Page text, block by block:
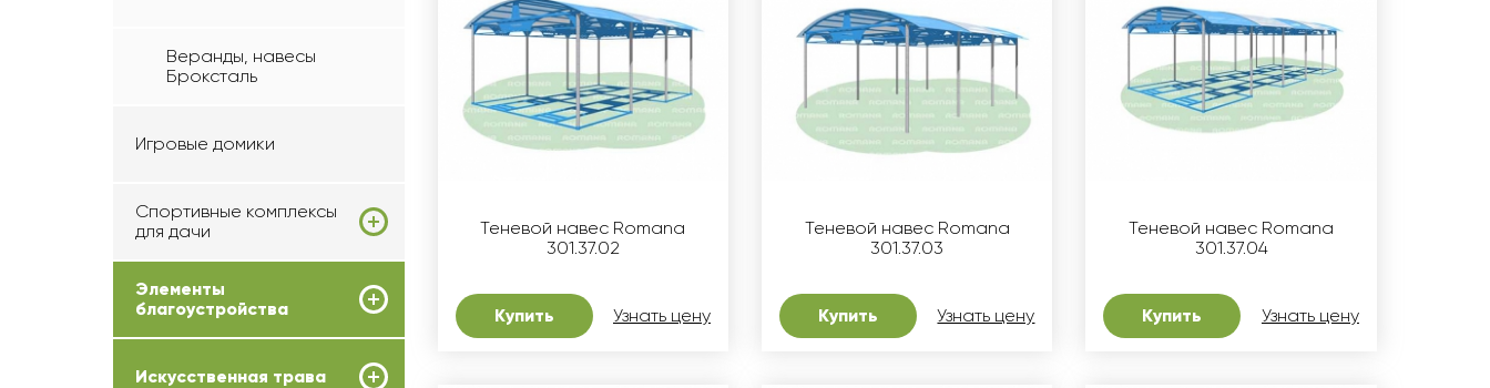
Веранды, навесы
Броксталь
Игровые домики
Спортивные комплексы
для дачи
Элементы
благоустройства
Искусственная трава
Теневой навес Romana
301.37.02
Купить Узнать цену
Теневой навес Romana
301.37.03
Купить Узнать цену
Теневой навес Romana
301.37.04
Купить Узнать цену